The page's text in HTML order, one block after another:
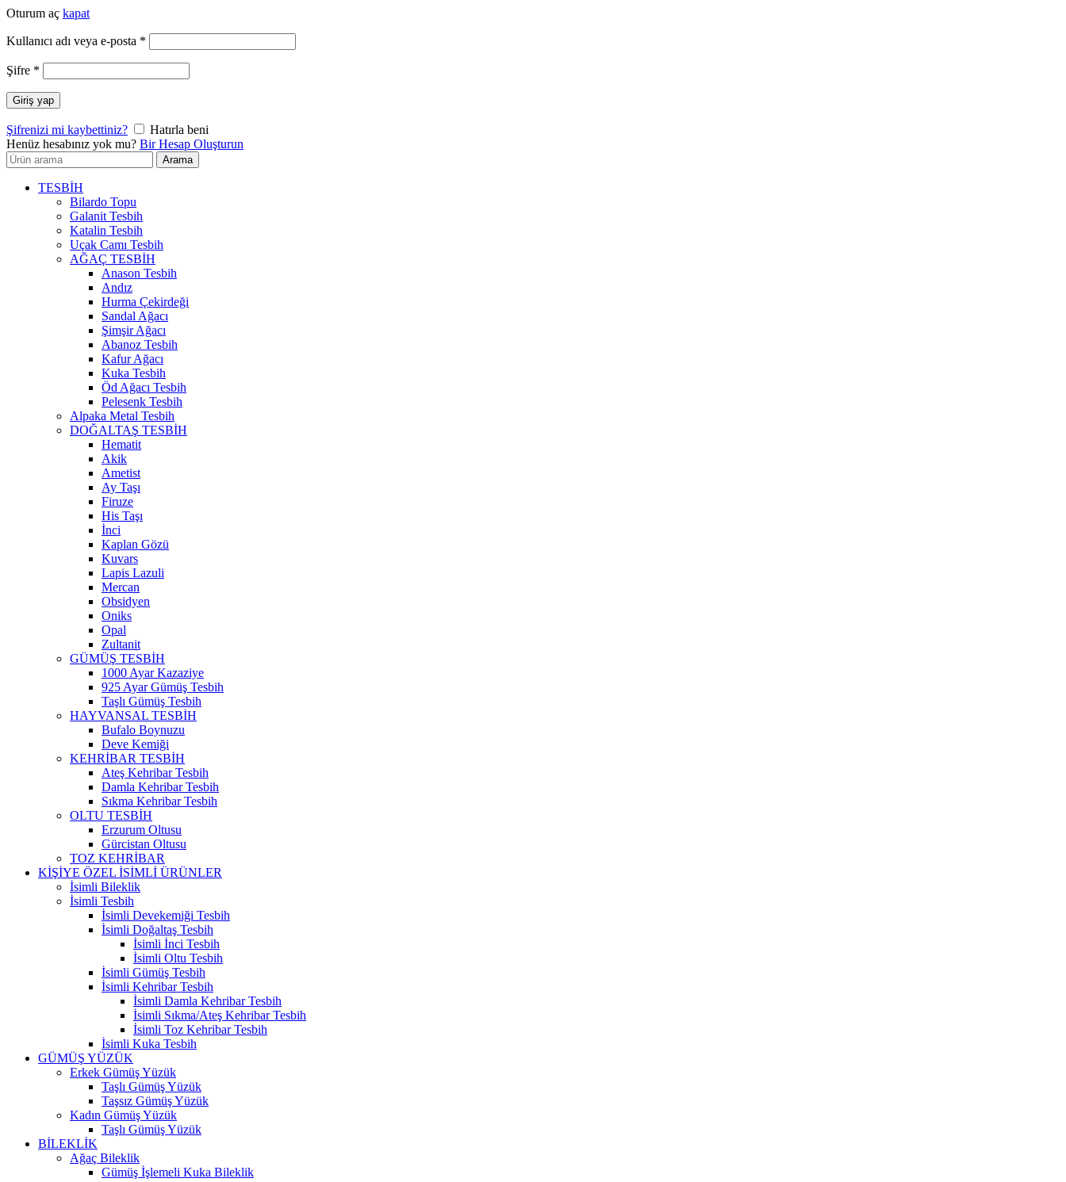
Oturum aç kapat
Kullanıcı adı veya e-posta *
Şifre *
Giriş yap
Şifrenizi mi kaybettiniz?
Hatırla beni
Henüz hesabınız yok mu? Bir Hesap Oluşturun
Arayın:
Arama
TESBİH
Bilardo Topu
Galanit Tesbih
Katalin Tesbih
Uçak Camı Tesbih
AĞAÇ TESBİH
Anason Tesbih
Andız
Hurma Çekirdeği
Sandal Ağacı
Şimşir Ağacı
Abanoz Tesbih
Kafur Ağacı
Kuka Tesbih
Öd Ağacı Tesbih
Pelesenk Tesbih
Alpaka Metal Tesbih
DOĞALTAŞ TESBİH
Hematit
Akik
Ametist
Ay Taşı
Firuze
His Taşı
İnci
Kaplan Gözü
Kuvars
Lapis Lazuli
Mercan
Obsidyen
Oniks
Opal
Zultanit
GÜMÜŞ TESBİH
1000 Ayar Kazaziye
925 Ayar Gümüş Tesbih
Taşlı Gümüş Tesbih
HAYVANSAL TESBİH
Bufalo Boynuzu
Deve Kemiği
KEHRİBAR TESBİH
Ateş Kehribar Tesbih
Damla Kehribar Tesbih
Sıkma Kehribar Tesbih
OLTU TESBİH
Erzurum Oltusu
Gürcistan Oltusu
TOZ KEHRİBAR
KİŞİYE ÖZEL İSİMLİ ÜRÜNLER
İsimli Bileklik
İsimli Tesbih
İsimli Devekemiği Tesbih
İsimli Doğaltaş Tesbih
İsimli İnci Tesbih
İsimli Oltu Tesbih
İsimli Gümüş Tesbih
İsimli Kehribar Tesbih
İsimli Damla Kehribar Tesbih
İsimli Sıkma/Ateş Kehribar Tesbih
İsimli Toz Kehribar Tesbih
İsimli Kuka Tesbih
GÜMÜŞ YÜZÜK
Erkek Gümüş Yüzük
Taşlı Gümüş Yüzük
Taşsız Gümüş Yüzük
Kadın Gümüş Yüzük
Taşlı Gümüş Yüzük
BİLEKLİK
Ağaç Bileklik
Gümüş İşlemeli Kuka Bileklik